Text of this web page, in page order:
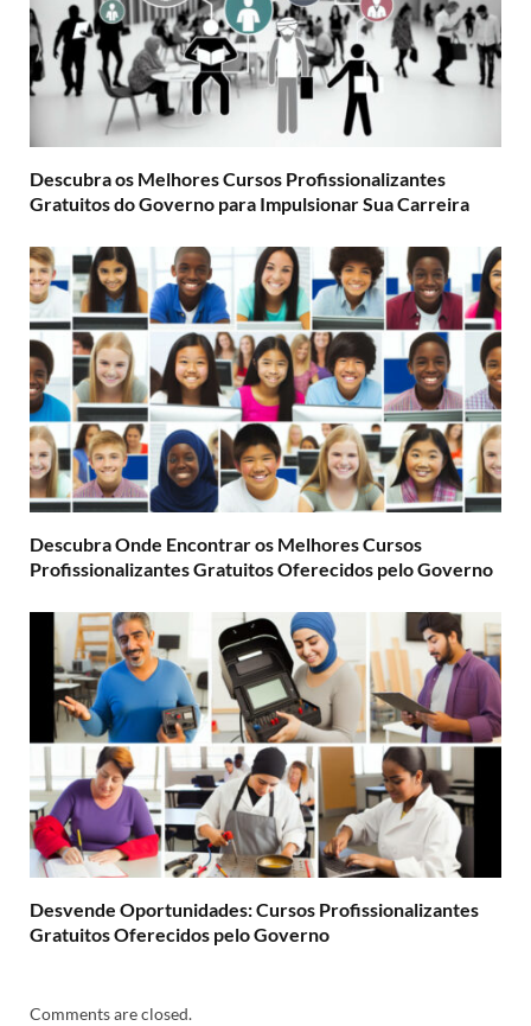
Descubra os Melhores Cursos Profissionalizantes
Gratuitos do Governo para Impulsionar Sua Carreira
Descubra Onde Encontrar os Melhores Cursos
Profissionalizantes Gratuitos Oferecidos pelo Governo
Desvende Oportunidades: Cursos Profissionalizantes
Gratuitos Oferecidos pelo Governo
Comments are closed.